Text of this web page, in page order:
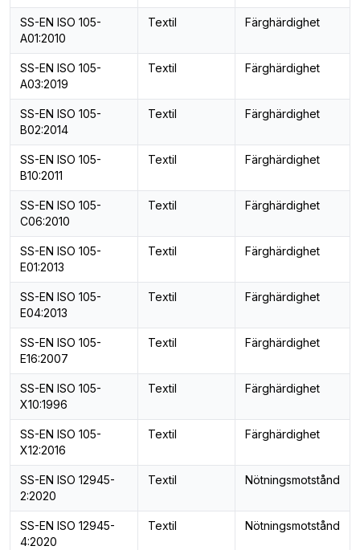
SS-EN ISO 105-
A01:2010
Textil Färghärdighet
SS-EN ISO 105-
A03:2019
Textil Färghärdighet
SS-EN ISO 105-
B02:2014
Textil Färghärdighet
SS-EN ISO 105-
B10:2011
Textil Färghärdighet
SS-EN ISO 105-
C06:2010
Textil Färghärdighet
SS-EN ISO 105-
E01:2013
Textil Färghärdighet
SS-EN ISO 105-
E04:2013
Textil Färghärdighet
SS-EN ISO 105-
E16:2007
Textil Färghärdighet
SS-EN ISO 105-
X10:1996
Textil Färghärdighet
SS-EN ISO 105-
X12:2016
Textil Färghärdighet
SS-EN ISO 12945-
2:2020
Textil Nötningsmotstånd
SS-EN ISO 12945-
4:2020
Textil Nötningsmotstånd